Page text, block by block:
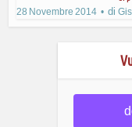
28 Novembre 2014
di